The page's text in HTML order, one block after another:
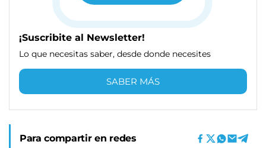
¡Suscribite al Newsletter!
Lo que necesitas saber, desde donde necesites
SABER MÁS
Para compartir en redes